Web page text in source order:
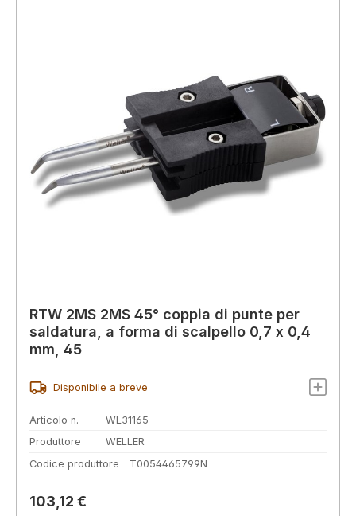
RTW 2MS 2MS 45° coppia di punte per
saldatura, a forma di scalpello 0,7 x 0,4
mm, 45
Disponibile a breve
Articolo n.
WL31165
Produttore
WELLER
Codice produttore
T0054465799N
Prezzo normale:
103,12 €